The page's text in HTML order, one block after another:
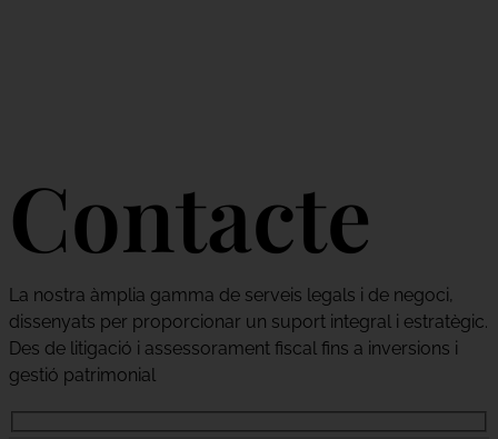
Contacte
La nostra àmplia gamma de serveis legals i de negoci,
dissenyats per proporcionar un suport integral i estratègic.
Des de litigació i assessorament fiscal fins a inversions i
gestió patrimonial